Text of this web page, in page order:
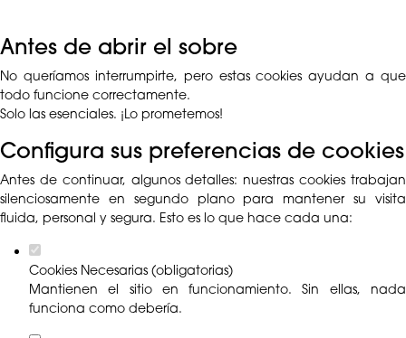
Antes de abrir el sobre
No queríamos interrumpirte, pero estas cookies ayudan a que
todo funcione correctamente.
Solo las esenciales. ¡Lo prometemos!
Configura sus preferencias de cookies
Antes de continuar, algunos detalles: nuestras cookies trabajan
silenciosamente en segundo plano para mantener su visita
fluida, personal y segura. Esto es lo que hace cada una:
Cookies Necesarias (obligatorias)
Mantienen el sitio en funcionamiento. Sin ellas, nada
funciona como debería.